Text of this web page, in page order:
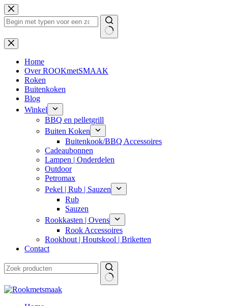
Ga
naar
de
Geen
resultaten
Home
Over ROOKmetSMAAK
Roken
Buitenkoken
Blog
Winkel
BBQ en pelletgrill
Buiten Koken
Buitenkook/BBQ Accessoires
Cadeaubonnen
Lampen | Onderdelen
Outdoor
Petromax
Pekel | Rub | Sauzen
Rub
Sauzen
Rookkasten | Ovens
Rook Accessoires
Rookhout | Houtskool | Briketten
Contact